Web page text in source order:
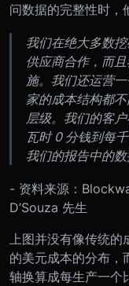
问数据的完整性时，
我们在绝大多数
供应商合作，而
施。我们还运营
家的成本结构都
层级。我们的客
瓦时 0 分钱到每
我们的报告中的数
- 资料来源：
D’Souza 先生
上图并没有像传统的
的美元成本的分布，
轴换算成每生产一个